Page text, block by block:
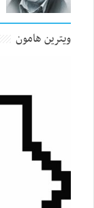
ویترین هامون